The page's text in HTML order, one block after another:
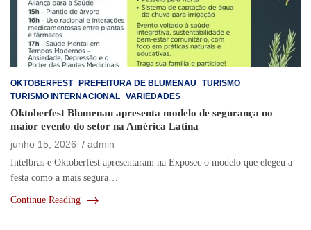
OKTOBERFEST PREFEITURA DE BLUMENAU
TURISMO
TURISMO INTERNACIONAL VARIEDADES
Oktoberfest Blumenau apresenta modelo de segurança no
maior evento do setor na América Latina
junho 15, 2026
admin
Intelbras e Oktoberfest apresentaram na Exposec o modelo que elegeu a
festa como a mais segura…
Continue Reading